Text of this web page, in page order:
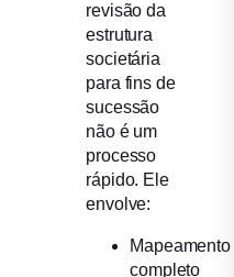
revisão da
estrutura
societária
para fins de
sucessão
não é um
processo
rápido. Ele
envolve:
Mapeamento
completo